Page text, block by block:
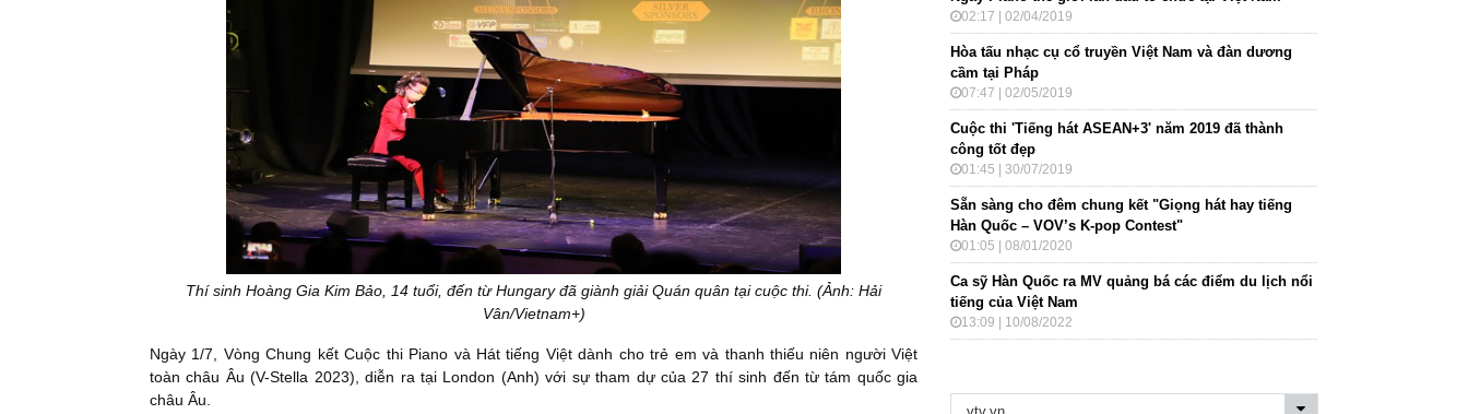
Thí sinh Hoàng Gia Kim Bảo, 14 tuổi, đến từ Hungary đã giành giải Quán quân tại cuộc thi. (Ảnh: Hải
Vân/Vietnam+)
Ngày 1/7, Vòng Chung kết Cuộc thi Piano và Hát tiếng Việt dành cho trẻ em và thanh thiếu niên người Việt
toàn châu Âu (V-Stella 2023), diễn ra tại London (Anh) với sự tham dự của 27 thí sinh đến từ tám quốc gia
châu Âu.
02:17 | 02/04/2019
Hòa tấu nhạc cụ cổ truyền Việt Nam và đàn dương
cầm tại Pháp
07:47 | 02/05/2019
Cuộc thi 'Tiếng hát ASEAN+3' năm 2019 đã thành
công tốt đẹp
01:45 | 30/07/2019
Sẵn sàng cho đêm chung kết "Giọng hát hay tiếng
Hàn Quốc – VOV’s K-pop Contest"
01:05 | 08/01/2020
Ca sỹ Hàn Quốc ra MV quảng bá các điểm du lịch nổi
tiếng của Việt Nam
13:09 | 10/08/2022